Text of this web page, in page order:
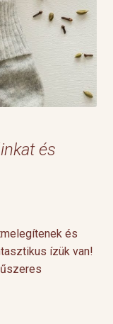
és
és
ízük van!